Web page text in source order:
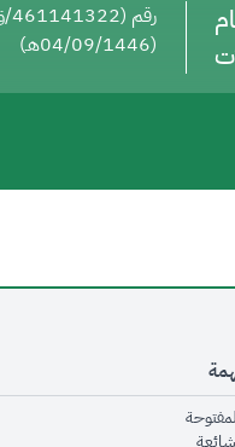
(04/09/1446هـ)
opens in new window
opens in new window